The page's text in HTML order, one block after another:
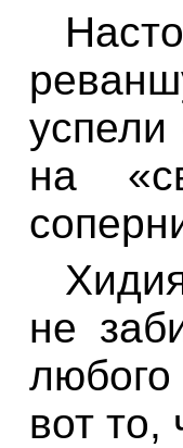
успели
на
не
вот то,